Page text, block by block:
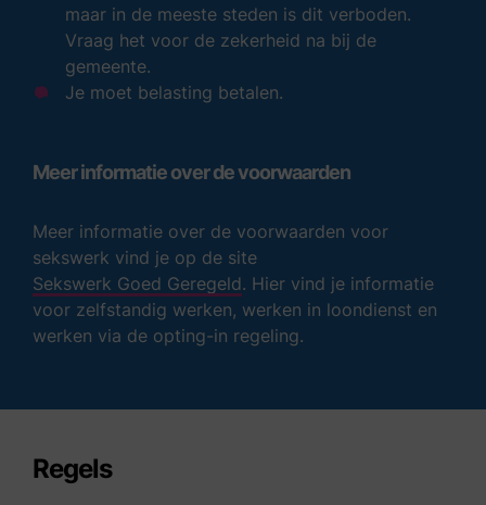
maar in de meeste steden is dit verboden.
Vraag het voor de zekerheid na bij de
gemeente.
Je moet belasting betalen.
Meer informatie over de voorwaarden
Meer informatie over de voorwaarden voor
sekswerk vind je op de site
Sekswerk Goed Geregeld. Hier vind je informatie
voor zelfstandig werken, werken in loondienst en
werken via de opting-in regeling.
Regels